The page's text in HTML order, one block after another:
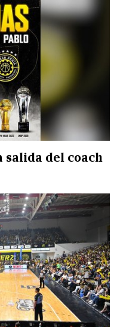
salida del coach